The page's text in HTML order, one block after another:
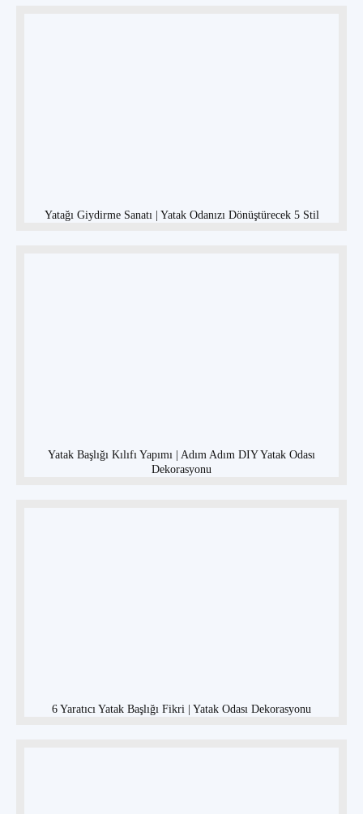
Yatağı Giydirme Sanatı | Yatak Odanızı Dönüştürecek 5 Stil
Yatak Başlığı Kılıfı Yapımı | Adım Adım DIY Yatak Odası
Dekorasyonu
6 Yaratıcı Yatak Başlığı Fikri | Yatak Odası Dekorasyonu